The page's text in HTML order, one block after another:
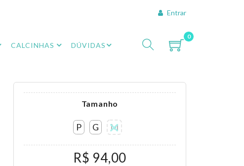
Entrar
CALCINHAS DÚVIDAS
0
Tamanho
P G M
R$ 94,00